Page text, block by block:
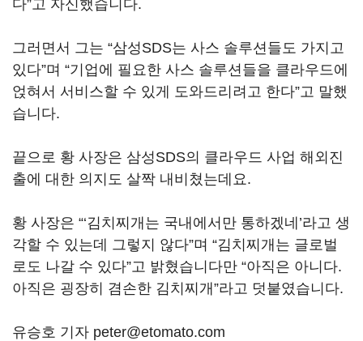
다”고 자신했습니다.
그러면서 그는 “삼성SDS는 사스 솔루션들도 가지고
있다”며 “기업에 필요한 사스 솔루션들을 클라우드에
얹혀서 서비스할 수 있게 도와드리려고 한다”고 말했
습니다.
끝으로 황 사장은 삼성SDS의 클라우드 사업 해외진
출에 대한 의지도 살짝 내비쳤는데요.
황 사장은 “‘김치찌개는 국내에서만 통하겠네’라고 생
각할 수 있는데 그렇지 않다”며 “김치찌개는 글로벌
로도 나갈 수 있다”고 밝혔습니다만 “아직은 아니다.
아직은 굉장히 겸손한 김치찌개”라고 덧붙였습니다.
유승호 기자 peter@etomato.com